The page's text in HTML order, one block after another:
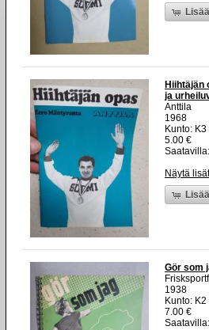
Hiihtäjän
ja
Anttila
1968
Kunto:
5.00 €
Näytä
Gör som
1938
Kunto:
7.00 €